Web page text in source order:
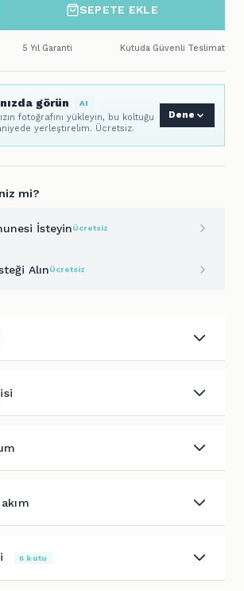
SEPETE EKLE
5 Yıl Garanti Kutuda Güvenli Teslimat
görün AI
fotoğrafını yükleyin, bu koltuğu
yerleştirelim. Ücretsiz.
Dene
mi?
İsteyinÜcretsiz
AlınÜcretsiz
6 kutu